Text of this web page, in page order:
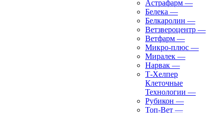
Астрафарм —
Белека —
Белкаролин —
Ветзвероцентр —
Ветфарм —
Микро-плюс —
Миралек —
Нарвак —
Т-Хелпер
Клеточные
Технологии —
Рубикон —
Топ-Вет —